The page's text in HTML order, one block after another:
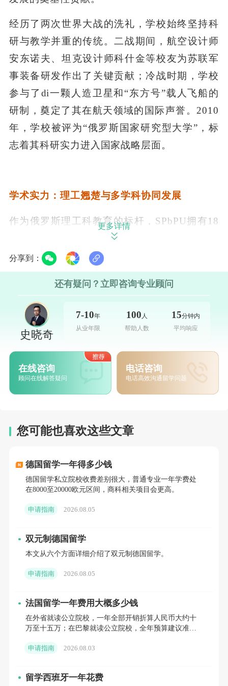
经历了两次世界大战的洗礼，学校始终坚持科
研与教学并重的传统。二战期间，航空设计师
安东诺夫、坦克设计师科什金等校友为苏联军
事装备研发作出了关键贡献；冷战时期，学校
参与了di一颗人造卫星和“东方号”载人飞船的
研制，奠定了其在航天领域的国际声誉。2010
年，学校被评为“俄罗斯国家研究型大学”，标
志着其科研实力进入国家战略层面。
学术实力：理工翘楚与多学科协同发展
作为俄罗斯理工科教育的标杆，SPbPU拥有18
个院系和70余个专业，涵盖建筑工程、能源动
力、机械制造、计算机科学等传统优势领域，
以及纳米技术、人工智能、生物医学工程等前
沿方向。其计算机专业与麻省理工 学院并称全
球ding尖，培养的毕业生广泛就职于微软、
IBM等科技巨头。
学科优势亮点：
能源与动力工程：20世纪70年代，尤·谢·瓦西
里耶夫团队在水能利用领域取得突破性成果，
料科学：罗·阿·苏里斯教授领导的团队开发出
关键支撑。 经济管理：作为俄罗斯率先开设专
业经济教育的机构，其经济系培养的毕业生主
士、57名行业科学院院士，以及400名教授和
1500名副教授。诺贝尔物理学奖得主卡皮察、
半导体领域先驱阿尔费罗夫等曾在此执教或求
更多详情
分享到：
还有疑问？立即咨询专业顾问
史晓奇
7-10年
从业年限
100 人
帮助人数
15分钟内
平均响应
在线咨询
顾问在线解答疑问
电话咨询
电话高效沟通留学问题
您可能也喜欢这些文章
德国留学一年得多少钱
德国留学私立院校收费差别很大，普通专业一年学费处
在8000至20000欧元区间，商科相关项目会更高。
申请指南 2026.08.05
双元制德国留学
本文从六个方面详细介绍了双元制德国留学。
申请指南 2026.08.05
法国留学一年费用大概多少钱
在外省就读公立院校，一年全部开销折算人民币大约十
万至十五万；在巴黎就读公立院校，全年预算建议准备
异，一年总支出普
申请指南 2026.08.03
留学西班牙一年花费